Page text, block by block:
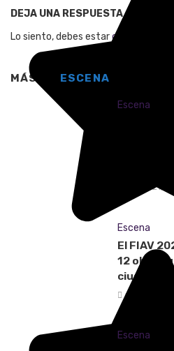
DEJA UNA RESPUESTA
Lo siento, debes estarconectado
MÁS EN ESCENA
Escena
Soacha
edición
marzo 21,
Escena
El FIAV
12 obras
ciudades
marzo 11,
Escena